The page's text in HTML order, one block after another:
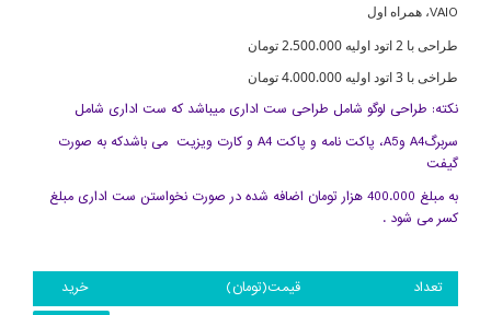
VAIO، همراه اول
طراحی با 2 اتود اولیه 2.500.000 تومان
طراخی با 3 اتود اولیه 4.000.000 تومان
نکته: طراحی لوگو شامل طراحی ست اداری میباشد که ست اداری شامل
سربرگA4 وA5، پاکت نامه و پاکت A4 می باشدکه به صورت
گیفت
به مبلغ 400.000 هزار تومان اضافه شده در صورت نخواستن ست اداری مبلغ
کسر می شود .
تعداد قیمت(تومان) خرید